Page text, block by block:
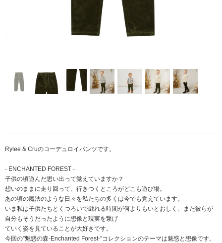
Rylee & Cruのコーデュロイパンツです。
- ENCHANTED FOREST -
子供の頃遊んだ思い出って覚えていますか？
想いのままに走り回って、行きつくところがどこも遊び場。
あの頃の魔法のような日々を私たちの多くは今でも覚えています。
いま私は子供たちとくつろいで戯れる時間が何よりもいとおしく、また彼らが
自分もそうだったように想像と現実を繋げ
ていく姿を見ていることが大好きです。
今回の”魅惑の森-Enchanted Forest-”コレクションのテーマは魅惑と想像です。